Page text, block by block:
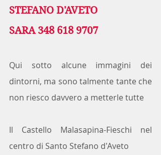
STEFANO D'AVETO
SARA 348 618 9707
Qui sotto alcune immagini dei
dintorni, ma sono talmente tante che
non riesco davvero a metterle tutte
Il Castello Malasapina-Fieschi nel
centro di Santo Stefano d'Aveto